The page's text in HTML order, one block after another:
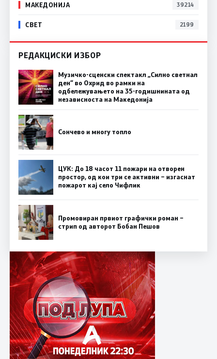
МАКЕДОНИЈА 39214
СВЕТ 2199
РЕДАКЦИСКИ ИЗБОР
Музичко-сценски спектакл „Силно светнал
ден“ во Охрид во рамки на
одбележувањето на 35-годишнината од
независноста на Македонија
Сончево и многу топло
ЦУК: До 18 часот 11 пожари на отворен
простор, од кои три се активни – изгаснат
пожарот кај село Чифлик
Промовиран првиот графички роман –
стрип од авторот Бобан Пешов